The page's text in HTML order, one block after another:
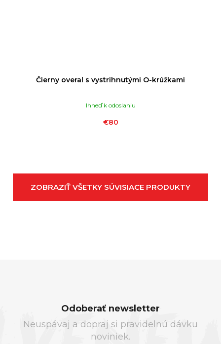
Čierny overal s vystrihnutými O-krúžkami
Ihneď k odoslaniu
€80
ZOBRAZIŤ VŠETKY SÚVISIACE PRODUKTY
Odoberať newsletter
Neuspávaj a dopraj si pravidelnú dávku
noviniek.